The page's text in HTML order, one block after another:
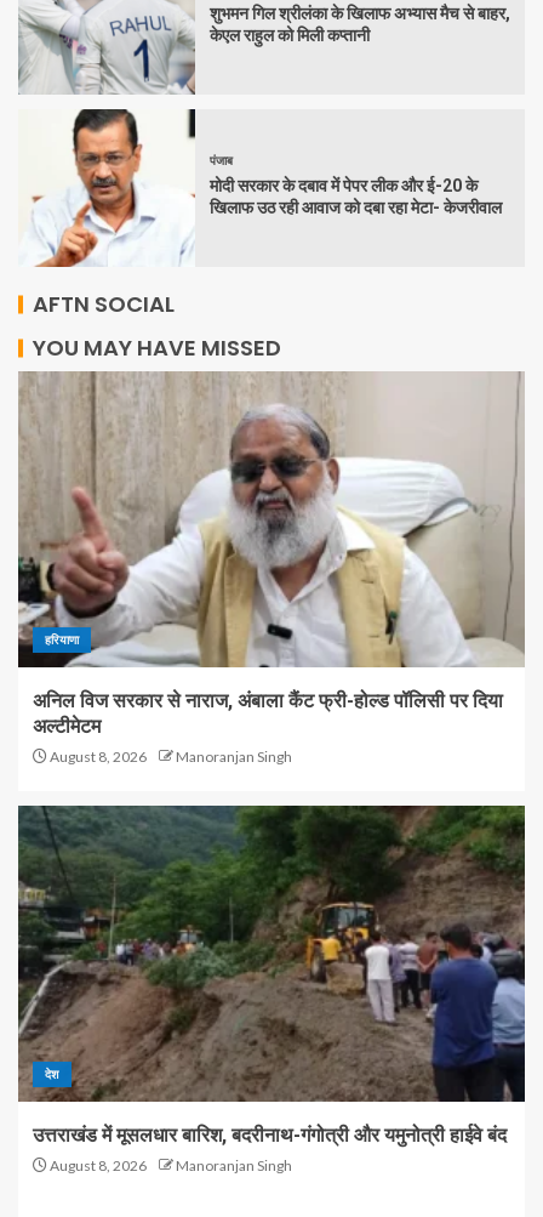
शुभमन गिल श्रीलंका के खिलाफ अभ्यास मैच से बाहर,
केएल राहुल को मिली कप्तानी
पंजाब
मोदी सरकार के दबाव में पेपर लीक और ई-20 के
खिलाफ उठ रही आवाज को दबा रहा मेटा- केजरीवाल
AFTN SOCIAL
YOU MAY HAVE MISSED
हरियाणा
अनिल विज सरकार से नाराज, अंबाला कैंट फ्री-होल्ड पॉलिसी पर दिया
अल्टीमेटम
August 8, 2026 Manoranjan Singh
देश
उत्तराखंड में मूसलधार बारिश, बदरीनाथ-गंगोत्री और यमुनोत्री हाईवे बंद
August 8, 2026 Manoranjan Singh